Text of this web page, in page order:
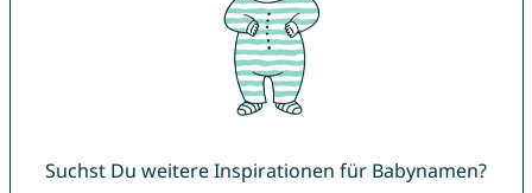
Suchst Du weitere Inspirationen für Babynamen?